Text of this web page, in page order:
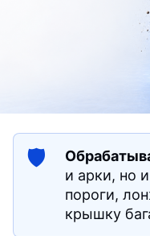
🛡
и арки, но
пороги,
крышку